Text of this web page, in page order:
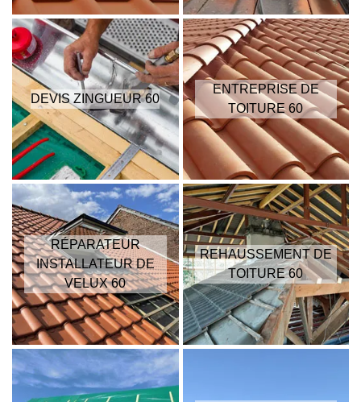
DEVIS ZINGUEUR 60
ENTREPRISE DE
TOITURE 60
RÉPARATEUR
INSTALLATEUR DE
VELUX 60
REHAUSSEMENT DE
TOITURE 60